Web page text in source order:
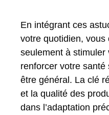
En intégrant ces
votre quotidien, vous
seulement à
renforcer votre
être général. La clé
et la qualité des
dans l’adaptation